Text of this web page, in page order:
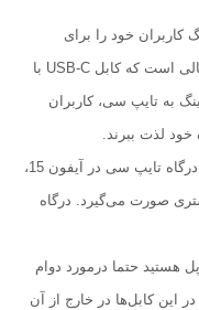
کاربران خود را برای
استفاده ار کابل محدود کرده بود. این درحالی است که کابل USB-C با
به تایپ سی، کاربران
لذت ببرند.
به لطف استفاده از درگاه تایپ سی در آیفون 15،
صورت می‌گیرد. درگاه
هستید حتما درمورد دوام
در این کابل‌ها در خارج از آن